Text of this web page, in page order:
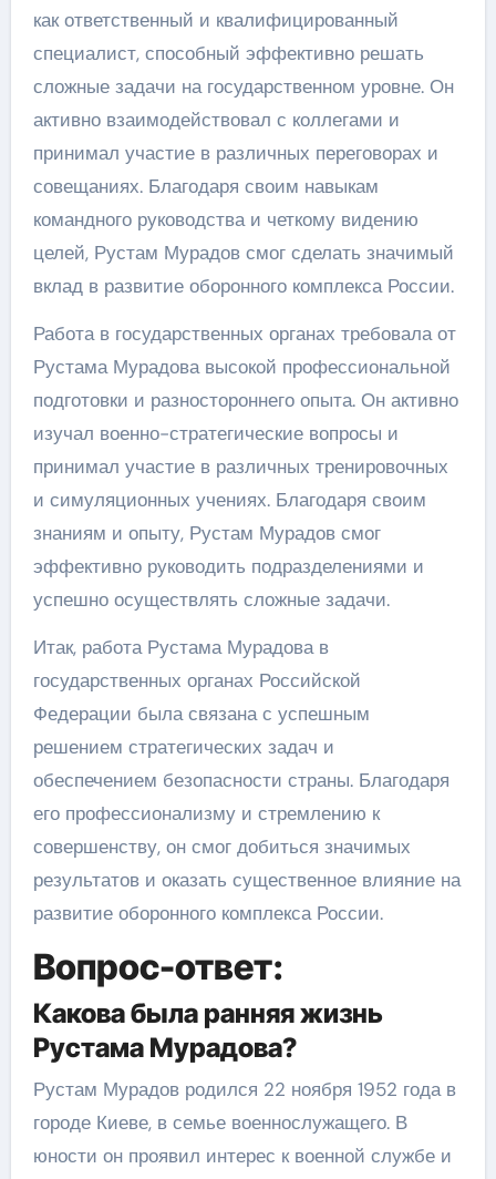
как ответственный и квалифицированный
специалист, способный эффективно решать
сложные задачи на государственном уровне. Он
активно взаимодействовал с коллегами и
принимал участие в различных переговорах и
совещаниях. Благодаря своим навыкам
командного руководства и четкому видению
целей, Рустам Мурадов смог сделать значимый
вклад в развитие оборонного комплекса России.
Работа в государственных органах требовала от
Рустама Мурадова высокой профессиональной
подготовки и разностороннего опыта. Он активно
изучал военно-стратегические вопросы и
принимал участие в различных тренировочных
и симуляционных учениях. Благодаря своим
знаниям и опыту, Рустам Мурадов смог
эффективно руководить подразделениями и
успешно осуществлять сложные задачи.
Итак, работа Рустама Мурадова в
государственных органах Российской
Федерации была связана с успешным
решением стратегических задач и
обеспечением безопасности страны. Благодаря
его профессионализму и стремлению к
совершенству, он смог добиться значимых
результатов и оказать существенное влияние на
развитие оборонного комплекса России.
Вопрос-ответ:
Какова была ранняя жизнь
Рустама Мурадова?
Рустам Мурадов родился 22 ноября 1952 года в
городе Киеве, в семье военнослужащего. В
юности он проявил интерес к военной службе и